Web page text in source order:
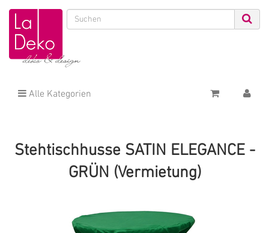
Alle Kategorien
Stehtischhusse SATIN ELEGANCE -
GRÜN (Vermietung)